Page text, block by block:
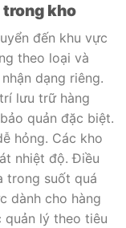
trong kho
đến khu vực
theo loại và
dạng riêng.
lưu trữ hàng
quản đặc biệt.
hỏng. Các kho
nhiệt độ. Điều
trong suốt quá
dành cho hàng
quản lý theo tiêu